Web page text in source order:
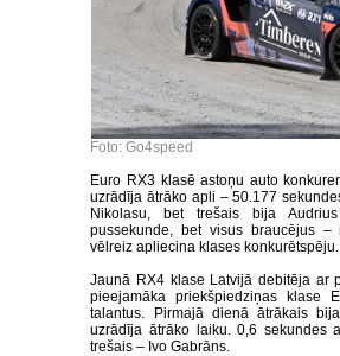
Foto: Go4speed
Euro RX3 klasē astoņu auto
uzrādīja ātrāko apli – 50.177
Nikolasu, bet trešais bija
pussekunde, bet visus braucējus
vēlreiz apliecina klases konkurētspēju.
Jaunā RX4 klase Latvijā debitēja ar
pieejamāka priekšpiedziņas klase
talantus. Pirmajā dienā ātrākais
uzrādīja ātrāko laiku. 0,6 sekundes
trešais – Ivo Gabrāns.